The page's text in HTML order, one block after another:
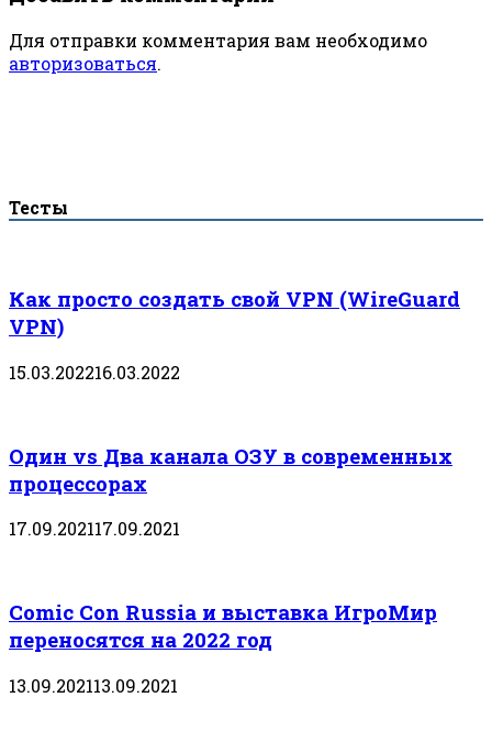
Для отправки комментария вам необходимо
авторизоваться.
Тесты
Как просто создать свой VPN (WireGuard
VPN)
15.03.202216.03.2022
Один vs Два канала ОЗУ в современных
процессорах
17.09.202117.09.2021
Comic Con Russia и выставка ИгроМир
переносятся на 2022 год
13.09.202113.09.2021